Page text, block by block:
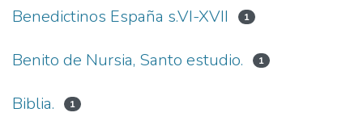
Benedictinos España s.VI-XVII 1
Benito de Nursia, Santo estudio. 1
Biblia. 1